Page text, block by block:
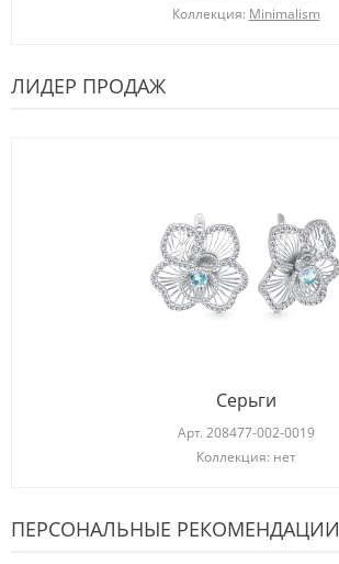
Коллекция: Minimalism
ЛИДЕР ПРОДАЖ
Серьги
Арт. 208477-002-0019
Коллекция: нет
ПЕРСОНАЛЬНЫЕ РЕКОМЕНДАЦИИ